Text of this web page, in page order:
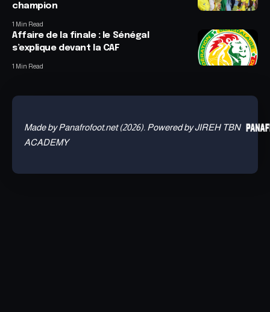
champion
1 Min Read
Affaire de la finale : le Sénégal
s’explique devant la CAF
1 Min Read
Made by Panafrofoot.net (2026). Powered by JIREH TBN
ACADEMY